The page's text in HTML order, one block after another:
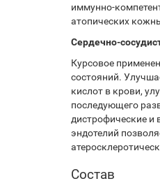
иммунно-
атопических
Сердечно-
Курсовое
состояний.
кислот в крови,
последующего
дистрофические и
эндотелий
Состав